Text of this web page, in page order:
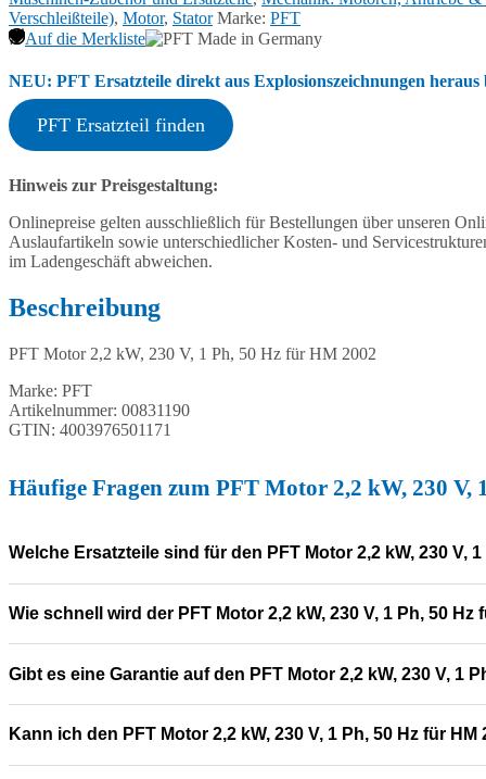
für
HM
2002
Menge
Verschleißteile), Motor, Stator Marke: PFT
Auf die Merkliste
NEU: PFT Ersatzteile direkt aus Explosionszeichnungen heraus
PFT Ersatzteil finden
Hinweis zur Preisgestaltung:
Onlinepreise gelten ausschließlich für Bestellungen über unseren
Auslaufartikeln sowie unterschiedlicher Kosten- und
im Ladengeschäft abweichen.
Beschreibung
PFT Motor 2,2 kW, 230 V, 1 Ph, 50 Hz für HM 2002
Marke: PFT
Artikelnummer: 00831190
GTIN: 4003976501171
Häufige Fragen zum PFT Motor 2,2 kW, 230 V,
Welche Ersatzteile sind für den PFT Motor 2,2 kW, 230 V,
Wie schnell wird der PFT Motor 2,2 kW, 230 V, 1 Ph, 50 Hz
Gibt es eine Garantie auf den PFT Motor 2,2 kW, 230 V, 1
Kann ich den PFT Motor 2,2 kW, 230 V, 1 Ph, 50 Hz für